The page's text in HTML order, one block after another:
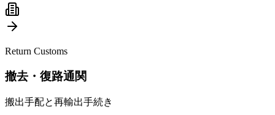
Return Customs
撤去・復路通関
搬出手配と再輸出手続き